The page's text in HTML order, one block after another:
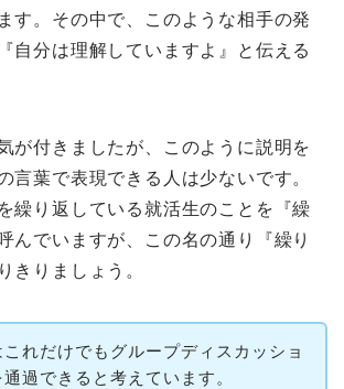
す。その中で、このような相手の発
自分は理解していますよ』と伝える
が付きましたが、このように説明を
言葉で表現できる人は少ないです。
繰り返している就活生のことを『繰
んでいますが、この名の通り『繰り
きりましょう。
これだけでもグループディスカッショ
通過できると考えています。